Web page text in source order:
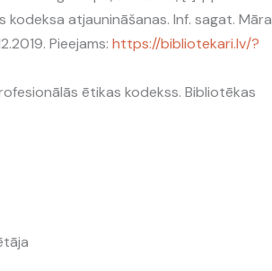
atjaunināšanas. Inf. sagat. Māra
Pieejams: https://bibliotekari.lv/?
ētikas kodekss. Bibliotēkas